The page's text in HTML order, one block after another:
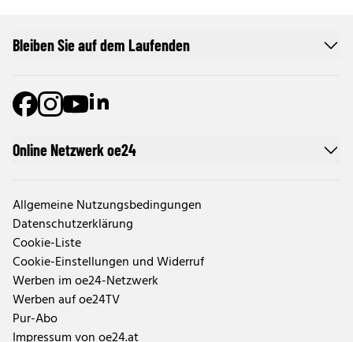
Online Netzwerk oe24
Allgemeine Nutzungsbedingungen
Datenschutzerklärung
Cookie-Liste
Cookie-Einstellungen und Widerruf
Werben im oe24-Netzwerk
Werben auf oe24TV
Pur-Abo
Bleiben Sie auf dem Laufenden